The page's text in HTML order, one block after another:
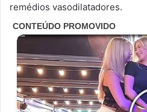
remédios vasodilatadores.